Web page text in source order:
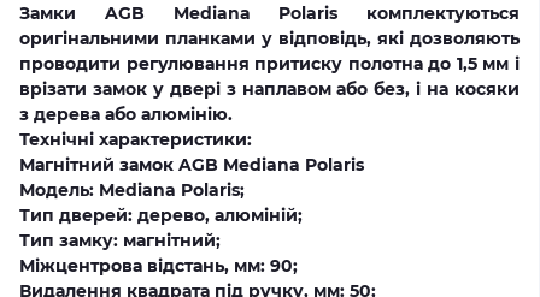
Замки AGB Mediana Polaris комплектуються
оригінальними планками у відповідь, які дозволяють
проводити регулювання притиску полотна до 1,5 мм і
врізати замок у двері з наплавом або без, і на косяки
з дерева або алюмінію.
Технічні характеристики:
Магнітний замок AGB Mediana Polaris
Модель: Mediana Polaris;
Тип дверей: дерево, алюміній;
Тип замку: магнітний;
Міжцентрова відстань, мм: 90;
Видалення квадрата під ручку, мм: 50;